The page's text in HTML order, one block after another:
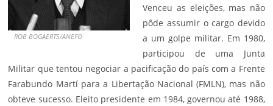
ROB BOGAERTS/ANEFO
Venceu as eleições, mas não
pôde assumir o cargo devido
a um golpe militar. Em 1980,
participou de uma Junta
Militar que tentou negociar a pacificação do país com a Frente
Farabundo Martí para a Libertação Nacional (FMLN), mas não
obteve sucesso. Eleito presidente em 1984, governou até 1988,